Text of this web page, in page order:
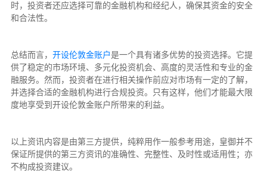
时，投资者还应选择可靠的金融机构和经纪人，确保其资金的安全
和合法性。
总结而言， 开设伦敦金账户是一个具有诸多优势的投资选择。它提
供了稳定的市场环境、多元化投资机会、高度的灵活性和专业的金
融服务。然而，投资者在进行相关操作前应对市场有一定的了解，
并选择合适的金融机构进行合规投资。只有这样，他们才能最大限
度地享受到开设伦敦金账户所带来的利益。
以上资讯内容是由第三方提供，纯粹用作一般参考用途，皇御并不
保证所提供的第三方资讯的准确性、完整性、及时性或适用性；亦
不构成投资建议。